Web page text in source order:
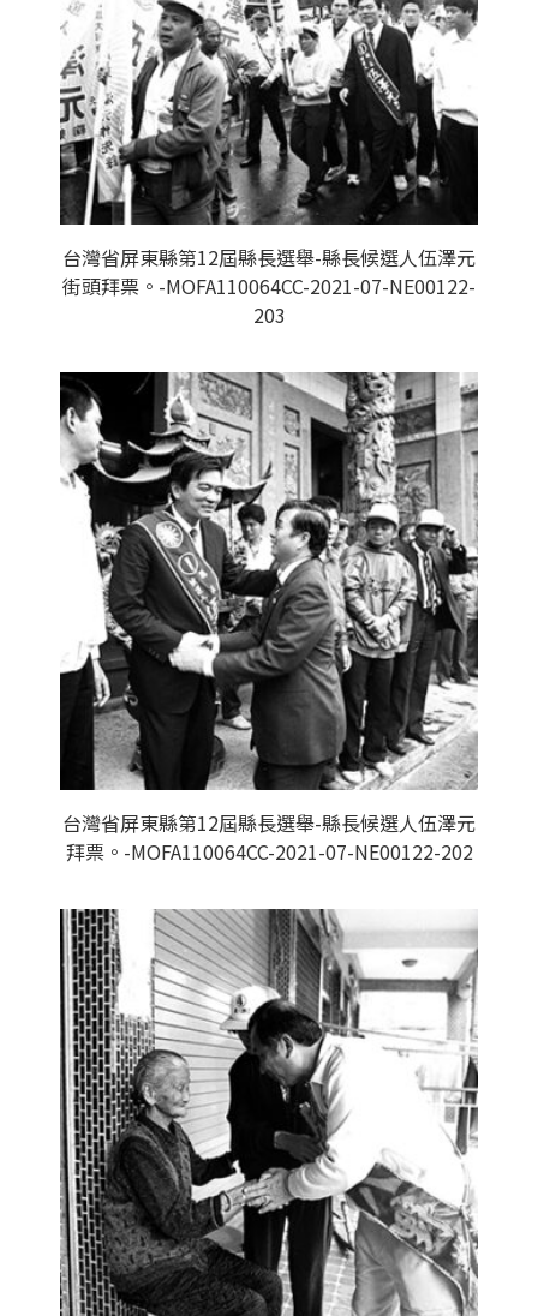
台灣省屏東縣第12屆縣長選舉-縣長候選人伍澤元
街頭拜票。-MOFA110064CC-2021-07-NE00122-
203
台灣省屏東縣第12屆縣長選舉-縣長候選人伍澤元
拜票。-MOFA110064CC-2021-07-NE00122-202